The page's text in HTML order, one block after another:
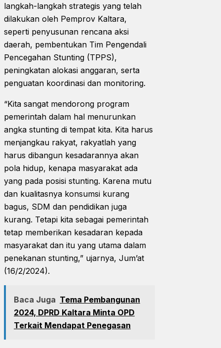
langkah-langkah strategis yang telah
dilakukan oleh Pemprov Kaltara,
seperti penyusunan rencana aksi
daerah, pembentukan Tim Pengendali
Pencegahan Stunting (TPPS),
peningkatan alokasi anggaran, serta
penguatan koordinasi dan monitoring.
“Kita sangat mendorong program
pemerintah dalam hal menurunkan
angka stunting di tempat kita. Kita harus
menjangkau rakyat, rakyatlah yang
harus dibangun kesadarannya akan
pola hidup, kenapa masyarakat ada
yang pada posisi stunting. Karena mutu
dan kualitasnya konsumsi kurang
bagus, SDM dan pendidikan juga
kurang. Tetapi kita sebagai pemerintah
tetap memberikan kesadaran kepada
masyarakat dan itu yang utama dalam
penekanan stunting,” ujarnya, Jum’at
(16/2/2024).
Baca Juga Tema Pembangunan
2024, DPRD Kaltara Minta OPD
Terkait Mendapat Penegasan